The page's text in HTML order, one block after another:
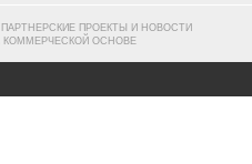
ПРОЕКТЫ И НОВОСТИ
КОММЕРЧЕСКОЙ ОСНОВЕ